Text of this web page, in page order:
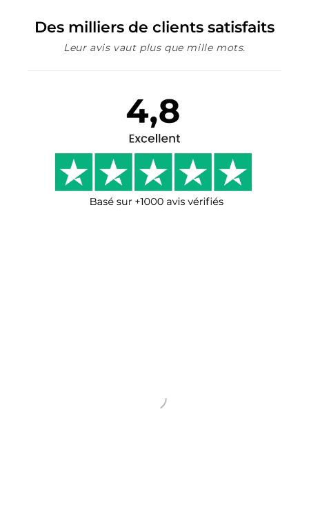
Des milliers de clients satisfaits
Leur avis vaut plus que mille mots.